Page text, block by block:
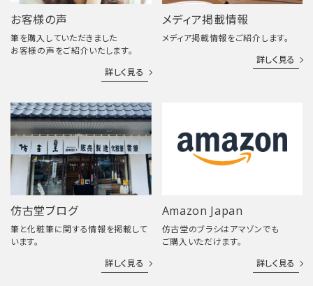
お客様の声
筆を購入していただきました
お客様の声をご紹介いたします。
詳しく見る
メディア掲載情報
メディア掲載情報をご紹介します。
詳しく見る
仿古堂ブログ
筆と化粧筆に関する情報を掲載して
います。
詳しく見る
Amazon Japan
仿古堂のブラシはアマゾンでも
ご購入いただけます。
詳しく見る